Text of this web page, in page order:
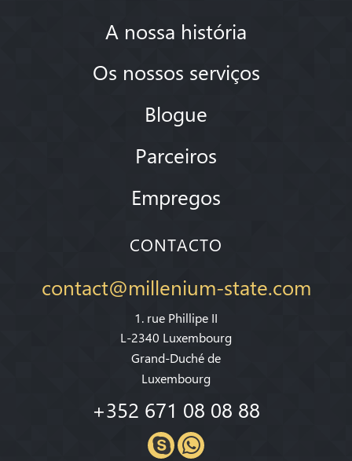
A nossa história
Os nossos serviços
Blogue
Parceiros
Empregos
CONTACTO
contact@millenium-state.com
1. rue Phillipe II
L-2340 Luxembourg
Grand-Duché de
Luxembourg
+352 671 08 08 88